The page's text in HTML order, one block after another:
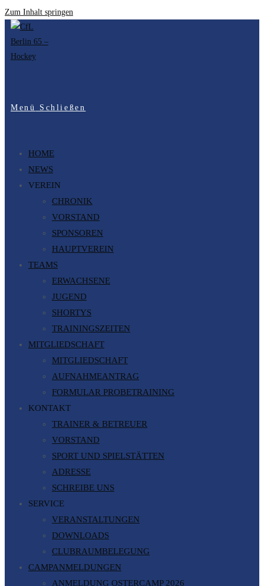
Zum Inhalt springen
Menü Schließen
HOME
NEWS
VEREIN
CHRONIK
VORSTAND
SPONSOREN
HAUPTVEREIN
TEAMS
ERWACHSENE
JUGEND
SHORTYS
TRAININGSZEITEN
MITGLIEDSCHAFT
MITGLIEDSCHAFT
AUFNAHMEANTRAG
FORMULAR PROBETRAINING
KONTAKT
TRAINER & BETREUER
VORSTAND
SPORT UND SPIELSTÄTTEN
ADRESSE
SCHREIBE UNS
SERVICE
VERANSTALTUNGEN
DOWNLOADS
CLUBRAUMBELEGUNG
CAMPANMELDUNGEN
ANMELDUNG OSTERCAMP 2026